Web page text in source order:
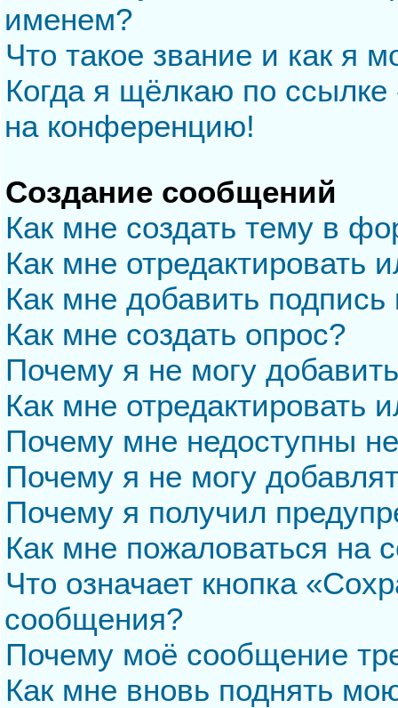
именем?
Что такое звание и как я
Когда я щёлкаю по
на конференцию!
Создание сообщений
Как мне создать тему в
Как мне отредактировать
Как мне добавить
Как мне создать опрос?
Почему я не могу
Как мне отредактировать
Почему мне недоступны
Почему я не могу
Почему я получил
Как мне пожаловаться на
Что означает кнопка
сообщения?
Почему моё сообщение
Как мне вновь поднять